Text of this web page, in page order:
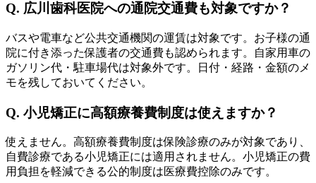
Q. 広川歯科医院への通院交通費も対象ですか？
バスや電車など公共交通機関の運賃は対象です。お子様の通
院に付き添った保護者の交通費も認められます。自家用車の
ガソリン代・駐車場代は対象外です。日付・経路・金額のメ
モを残しておいてください。
Q. 小児矯正に高額療養費制度は使えますか？
使えません。高額療養費制度は保険診療のみが対象であり、
自費診療である小児矯正には適用されません。小児矯正の費
用負担を軽減できる公的制度は医療費控除のみです。